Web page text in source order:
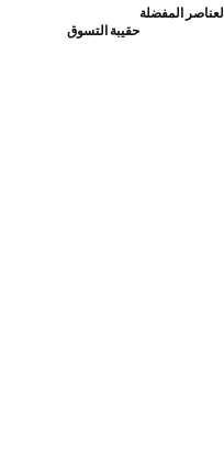
المفضلة
حقيبة التسوق
قائمة منتجاتك المفضلة